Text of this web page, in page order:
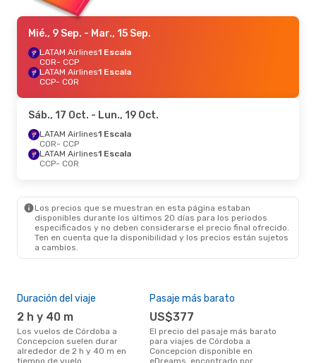
Mié., 9 Sep. - Mar., 15 Sep.
LATAM Airlines1 Escala
COR- CCP
LATAM Airlines1 Escala
CCP- COR
Sáb., 17 Oct. - Lun., 19 Oct.
LATAM Airlines1 Escala
COR- CCP
LATAM Airlines1 Escala
CCP- COR
Los precios que se muestran en esta página estaban
disponibles durante los últimos 20 días para los periodos
especificados y no deben considerarse el precio final ofrecido.
Ten en cuenta que la disponibilidad y los precios están sujetos
a cambios.
Duración del viaje
2 h y 40 m
Los vuelos de Córdoba a
Concepcion suelen durar
alrededor de 2 h y 40 m en
tiempo de vuelo
Pasaje más barato
US$377
El precio del pasaje más barato
para viajes de Córdoba a
Concepcion disponible en
eDreams, encontrado por